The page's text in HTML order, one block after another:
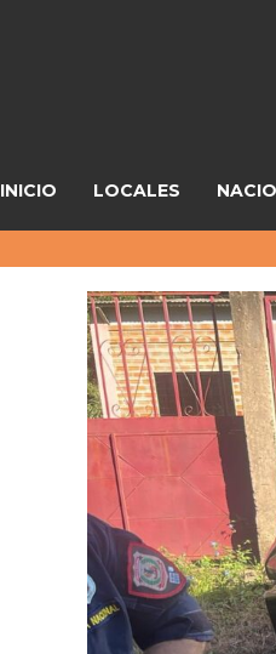
INICIO LOCALES